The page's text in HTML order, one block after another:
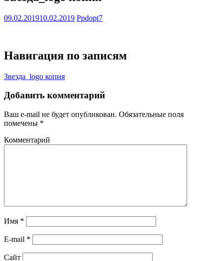
09.02.201910.02.2019 Ppdopt7
Навигация по записям
Звезда_logo копия
Добавить комментарий
Ваш e-mail не будет опубликован. Обязательные поля
помечены *
Комментарий
Имя *
E-mail *
Сайт